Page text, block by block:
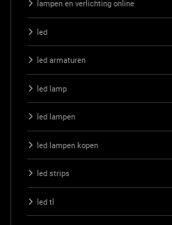
lampen en verlichting online
led
led armaturen
led lamp
led lampen
led lampen kopen
led strips
led tl